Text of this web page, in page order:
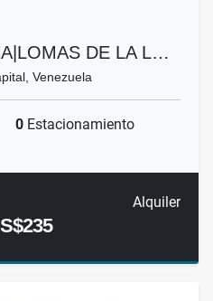
DE LA L…
Venezuela
0 Estacionamiento
Alquiler